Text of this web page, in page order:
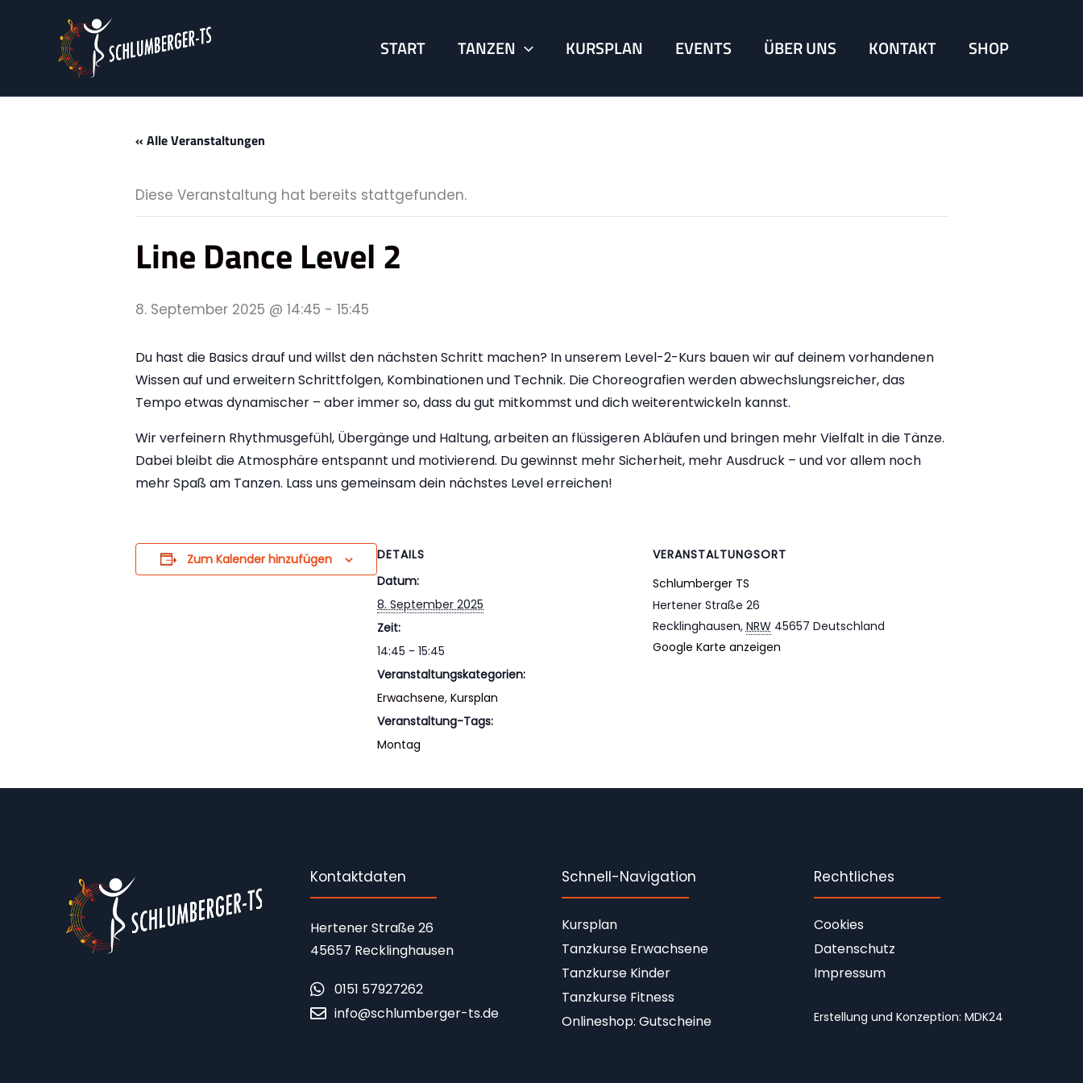
springen
START TANZEN KURSPLAN EVENTS ÜBER UNS KONTAKT SHOP
« Alle Veranstaltungen
Diese Veranstaltung hat bereits stattgefunden.
Line Dance Level 2
8. September 2025 @ 14:45 - 15:45
Du hast die Basics drauf und willst den nächsten Schritt machen? In unserem Level-2-Kurs bauen wir auf deinem vorhandenen
Wissen auf und erweitern Schrittfolgen, Kombinationen und Technik. Die Choreografien werden abwechslungsreicher, das
Tempo etwas dynamischer – aber immer so, dass du gut mitkommst und dich weiterentwickeln kannst.
Wir verfeinern Rhythmusgefühl, Übergänge und Haltung, arbeiten an flüssigeren Abläufen und bringen mehr Vielfalt in die Tänze.
Dabei bleibt die Atmosphäre entspannt und motivierend. Du gewinnst mehr Sicherheit, mehr Ausdruck – und vor allem noch
mehr Spaß am Tanzen. Lass uns gemeinsam dein nächstes Level erreichen!
Zum Kalender hinzufügen
DETAILS
Datum:
8. September 2025
Zeit:
14:45 - 15:45
Veranstaltungskategorien:
Erwachsene, Kursplan
Veranstaltung-Tags:
Montag
VERANSTALTUNGSORT
Schlumberger TS
Hertener Straße 26
Recklinghausen, NRW 45657 Deutschland
Google Karte anzeigen
Kontaktdaten
Hertener Straße 26
45657 Recklinghausen
0151 57927262
info@schlumberger-ts.de
Schnell-Navigation
Kursplan
Tanzkurse Erwachsene
Tanzkurse Kinder
Tanzkurse Fitness
Onlineshop: Gutscheine
Rechtliches
Cookies
Datenschutz
Impressum
Erstellung und Konzeption: MDK24